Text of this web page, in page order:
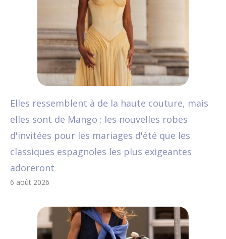
Elles ressemblent à de la haute couture, mais
elles sont de Mango : les nouvelles robes
d'invitées pour les mariages d'été que les
classiques espagnoles les plus exigeantes
adoreront
6 août 2026